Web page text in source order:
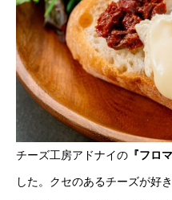
チーズ工房アドナイの 『フロ
した。クセのあるチーズが好